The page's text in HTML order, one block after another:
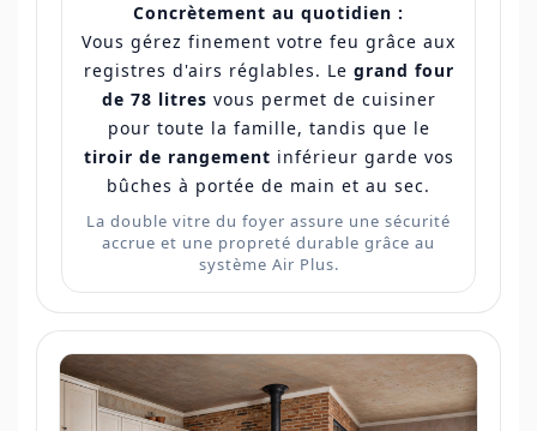
Concrètement au quotidien :
Vous gérez finement votre feu grâce aux
registres d'airs réglables. Le grand four
de 78 litres vous permet de cuisiner
pour toute la famille, tandis que le
tiroir de rangement inférieur garde vos
bûches à portée de main et au sec.
La double vitre du foyer assure une sécurité
accrue et une propreté durable grâce au
système Air Plus.